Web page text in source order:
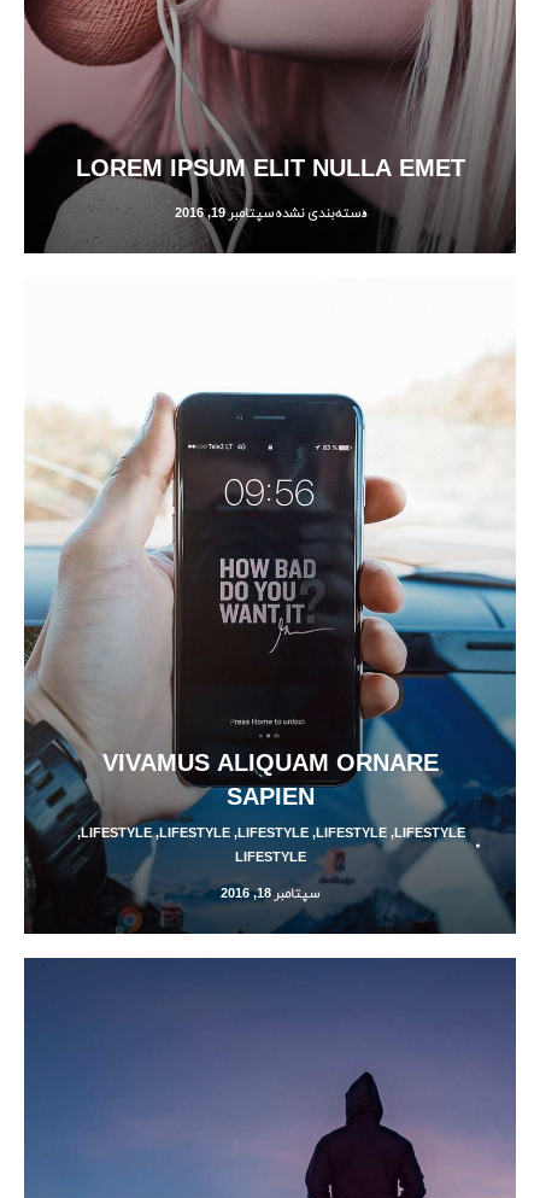
LOREM IPSUM ELIT NULLA EMET
دسته‌بندی نشدهسپتامبر 19, 2016
VIVAMUS ALIQUAM ORNARE
SAPIEN
LIFESTYLE
,
LIFESTYLE
,
LIFESTYLE
,
LIFESTYLE
,
LIFESTYLE
,
LIFESTYLE
سپتامبر 18, 2016